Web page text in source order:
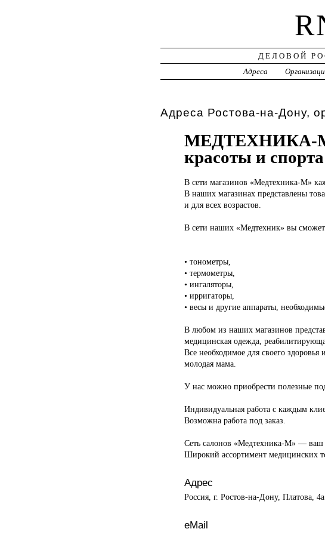
ДЕЛОВОЙ
Адреса
Адреса Ростова-на-Дону,
МЕДТЕХНИКА-М,
красоты и спорта
В сети магазинов «Медтехника-М»
В наших магазинах представлены
и для всех возрастов.
В сети наших «Медтехник» вы
• тонометры,
• термометры,
• ингаляторы,
• ирригаторы,
• весы и другие аппараты,
В любом из наших магазинов
медицинская одежда,
Все необходимое для своего
молодая мама.
У нас можно приобрести полезные
Индивидуальная работа с каждым
Возможна работа под заказ.
Сеть салонов «Медтехника-М» — ваш
Широкий ассортимент медицинских
Адрес
Россия, г. Ростов-на-Дону, Платова, 4а
eMail